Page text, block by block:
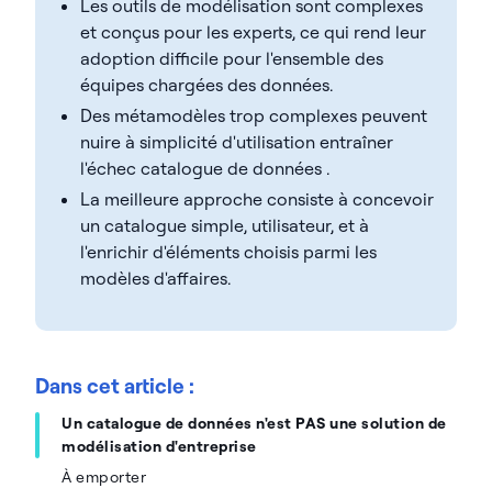
Les outils de modélisation sont complexes
et conçus pour les experts, ce qui rend leur
adoption difficile pour l'ensemble des
équipes chargées des données.
Des métamodèles trop complexes peuvent
nuire à simplicité d'utilisation entraîner
l'échec catalogue de données .
La meilleure approche consiste à concevoir
un catalogue simple, utilisateur, et à
l'enrichir d'éléments choisis parmi les
modèles d'affaires.
Dans cet article :
Un catalogue de données n'est PAS une solution de
modélisation d'entreprise
À emporter